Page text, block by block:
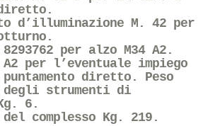
diretto.
d’illuminazione M. 42 per
per alzo M34 A2.
A2 per l’eventuale impiego
diretto. Peso
degli strumenti di
6.
complesso Kg. 219.